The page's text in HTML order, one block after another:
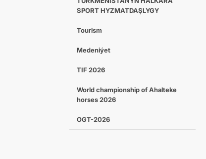
SPORT HYZMATDAŞLYGY
Tourism
Medeniýet
TIF 2026
World championship of Ahalteke
horses 2026
OGT-2026